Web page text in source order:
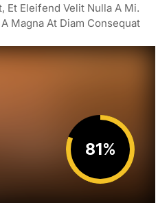
Et Eleifend Velit Nulla A Mi.
Magna At Diam Consequat
81%